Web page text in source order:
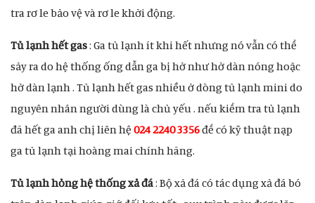
tra rơ le bảo vệ và rơ le khởi động.
Tủ lạnh hết gas: Ga tủ lạnh ít khi hết nhưng nó vẫn có thể
sảy ra do hệ thống ống dẫn ga bị hở như hở dàn nóng hoặc
hở dàn lạnh . Tủ lạnh hết gas nhiều ở dòng tủ lạnh mini do
nguyên nhân người dùng là chủ yếu . nếu kiểm tra tủ lạnh
đã hết ga anh chị liên hệ 024 2240 3356để có kỹ thuật nạp
ga tủ lạnh tại hoàng mai chính hãng.
Tủ lạnh hỏng hệ thống xả đá: Bộ xả đá có tác dụng xả đá bó